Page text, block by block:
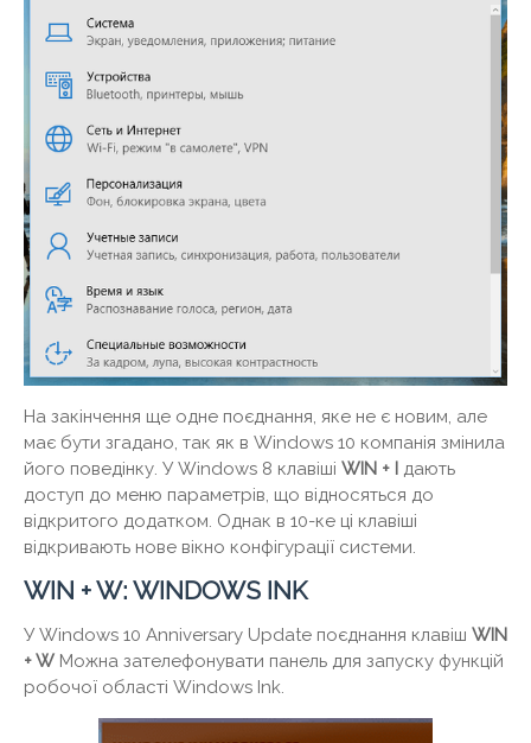
На закінчення ще одне поєднання, яке не є новим, але
має бути згадано, так як в Windows 10 компанія змінила
його поведінку. У Windows 8 клавіші WIN + I дають
доступ до меню параметрів, що відносяться до
відкритого додатком. Однак в 10-ке ці клавіші
відкривають нове вікно конфігурації системи.
WIN + W: WINDOWS INK
У Windows 10 Anniversary Update поєднання клавіш WIN
+ W Можна зателефонувати панель для запуску функцій
робочої області Windows Ink.